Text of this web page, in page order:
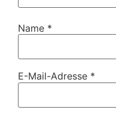
Name *
E-Mail-Adresse *